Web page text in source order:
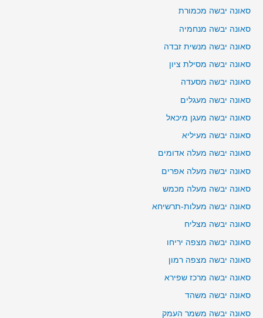
סאונה יבשה מכמורת
סאונה יבשה מנחמיה
סאונה יבשה מנשית זבדה
סאונה יבשה מסילת ציון
סאונה יבשה מסעדה
סאונה יבשה מעגלים
סאונה יבשה מעגן מיכאל
סאונה יבשה מעיליא
סאונה יבשה מעלה אדומים
סאונה יבשה מעלה אפרים
סאונה יבשה מעלה מכמש
סאונה יבשה מעלות-תרשיחא
סאונה יבשה מצליח
סאונה יבשה מצפה יריחו
סאונה יבשה מצפה רמון
סאונה יבשה מרכז שפירא
סאונה יבשה משהד
סאונה יבשה משמר העמק